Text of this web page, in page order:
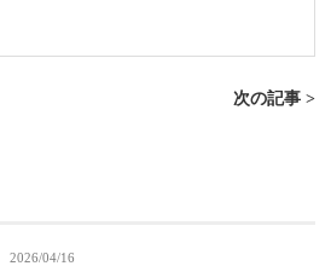
次の記事 >
2026/04/16